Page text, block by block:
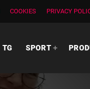
COOKIES PRIVACY
TG SPORT